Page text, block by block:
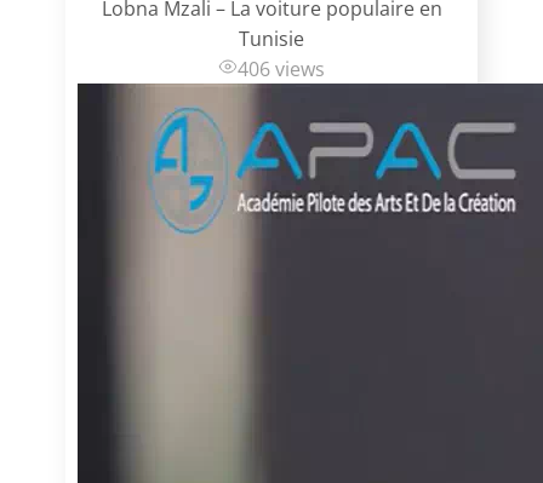
Lobna Mzali – La voiture populaire en
Tunisie
406 views